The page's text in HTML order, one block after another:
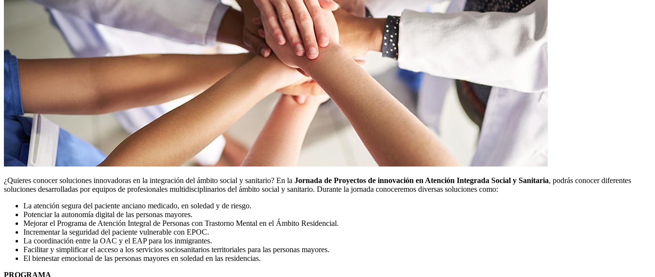
¿Quieres conocer soluciones innovadoras en la integración del ámbito social y sanitario? En la Jornada de Proyectos de innovación en Atención Integrada Social y Sanitaria, podrás conocer diferentes
soluciones desarrolladas por equipos de profesionales multidisciplinarios del ámbito social y sanitario. Durante la jornada conoceremos diversas soluciones como:
La atención segura del paciente anciano medicado, en soledad y de riesgo.
Potenciar la autonomía digital de las personas mayores.
Mejorar el Programa de Atención Integral de Personas con Trastorno Mental en el Ámbito Residencial.
Incrementar la seguridad del paciente vulnerable con EPOC.
La coordinación entre la OAC y el EAP para los inmigrantes.
Facilitar y simplificar el acceso a los servicios sociosanitarios territoriales para las personas mayores.
El bienestar emocional de las personas mayores en soledad en las residencias.
PROGRAMA